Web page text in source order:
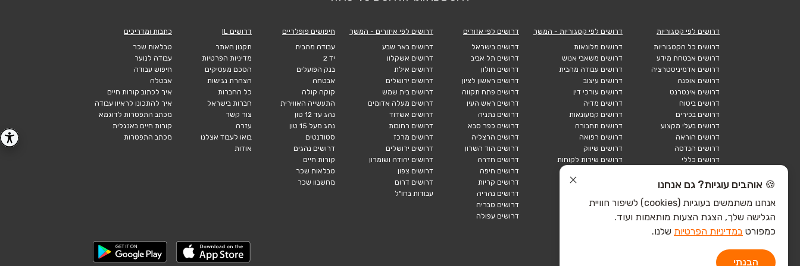
דרושים לפי קטגוריות
דרושים כל הקטגוריות
דרושים אבטחת מידע
דרושים אדמיניסטרציה
דרושים אופנה
דרושים אינטרנט
דרושים ביטוח
דרושים בכירים
דרושים בעלי מקצוע
דרושים הוראה
דרושים הנדסה
דרושים כללי
דרושים לוגיסטיקה
דרושים מכירות
הייטק חומרה
דרושים לפי קטגוריות - המשך
דרושים מלונאות
דרושים משאבי אנוש
דרושים עבודה מהבית
דרושים עיצוב
דרושים עורכי דין
דרושים מדיה
דרושים קמעונאות
דרושים תחבורה
דרושים רפואה
דרושים שיווק
דרושים שירות לקוחות
הייטק כללי
הייטק תוכנה
דרושים לפי אזורים
דרושים בישראל
דרושים תל אביב
דרושים חולון
דרושים ראשון לציון
דרושים פתח תקווה
דרושים ראש העין
דרושים נתניה
דרושים כפר סבא
דרושים הרצליה
דרושים הוד השרון
דרושים חדרה
דרושים חיפה
דרושים קריות
דרושים נהריה
דרושים טבריה
דרושים עפולה
דרושים לפי איזורים - המשך
דרושים באר שבע
דרושים אשקלון
דרושים אילת
דרושים ירושלים
דרושים בית שמש
דרושים מעלה אדומים
דרושים אשדוד
דרושים רחובות
דרושים מרכז
דרושים ירושלים
דרושים יהודה ושומרון
דרושים צפון
דרושים דרום
עבודות בחו"ל
חיפושים פופלריים
עבודה מהבית
יד 2
בנק הפועלים
אבטחה
קוקה קולה
התעשייה האווירית
נהג עד 12 טון
נהג מעל 15 טון
סטודנטים
דרושים נהגים
קורות חיים
טבלאות שכר
מחשבון שכר
דרושים IL
תקנון האתר
מדיניות הפרטיות
הסכם מעסיקים
הצהרת נגישות
כל החברות
חברות בישראל
צור קשר
עזרה
בואו לעבוד אצלנו
אודות
כתבות ומדריכים
טבלאות שכר
עבודה לנוער
חיפוש עבודה
אבטלה
איך לכתוב קורות חיים
איך להתכונן לראיון עבודה
מכתב התפטרות לדוגמא
קורות חיים באנגלית
מכתב התפטרות
🍪 אוהבים עוגיות? גם אנחנו
אנחנו משתמשים בעוגיות (cookies) לשיפור חוויית
הגלישה שלך, הצגת הצעות מותאמות ועוד.
כמפורט במדיניות הפרטיות שלנו.
הבנתי